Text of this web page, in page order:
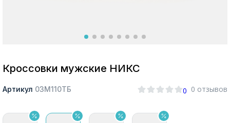
Кроссовки мужские НИКС
Артикул 03М110ТБ 0 0 отзывов